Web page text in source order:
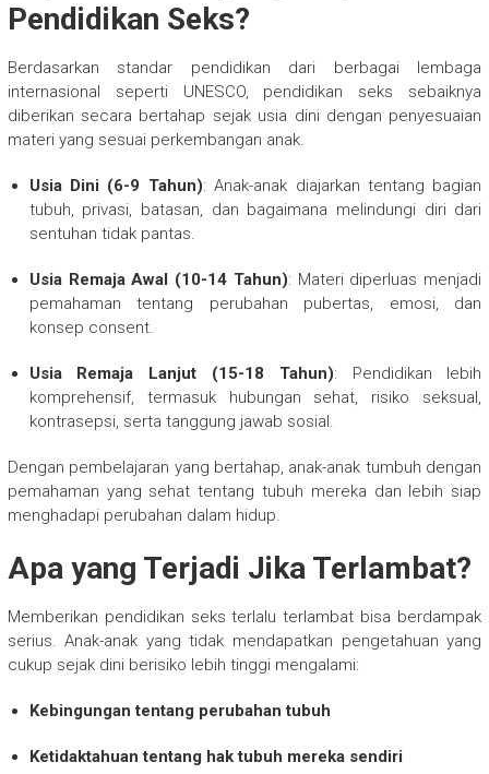
Pendidikan Seks?
Berdasarkan standar pendidikan dari berbagai lembaga
internasional seperti UNESCO, pendidikan seks sebaiknya
diberikan secara bertahap sejak usia dini dengan penyesuaian
materi yang sesuai perkembangan anak.
Usia Dini (6-9 Tahun): Anak-anak diajarkan tentang bagian
tubuh, privasi, batasan, dan bagaimana melindungi diri dari
sentuhan tidak pantas.
Usia Remaja Awal (10-14 Tahun): Materi diperluas menjadi
pemahaman tentang perubahan pubertas, emosi, dan
konsep consent.
Usia Remaja Lanjut (15-18 Tahun): Pendidikan lebih
komprehensif, termasuk hubungan sehat, risiko seksual,
kontrasepsi, serta tanggung jawab sosial.
Dengan pembelajaran yang bertahap, anak-anak tumbuh dengan
pemahaman yang sehat tentang tubuh mereka dan lebih siap
menghadapi perubahan dalam hidup.
Apa yang Terjadi Jika Terlambat?
Memberikan pendidikan seks terlalu terlambat bisa berdampak
serius. Anak-anak yang tidak mendapatkan pengetahuan yang
cukup sejak dini berisiko lebih tinggi mengalami:
Kebingungan tentang perubahan tubuh
Ketidaktahuan tentang hak tubuh mereka sendiri